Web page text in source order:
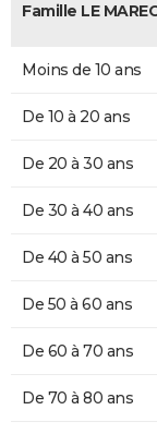
Famille LE
Moins de 10 ans
De 10 à 20 ans
De 20 à 30 ans
De 30 à 40 ans
De 40 à 50 ans
De 50 à 60 ans
De 60 à 70 ans
De 70 à 80 ans